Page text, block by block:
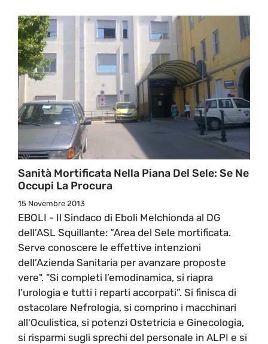
Sanità Mortificata Nella Piana Del Sele: Se Ne
Occupi La Procura
15 Novembre 2013
EBOLI - Il Sindaco di Eboli Melchionda al DG
dell’ASL Squillante: “Area del Sele mortificata.
Serve conoscere le effettive intenzioni
dell’Azienda Sanitaria per avanzare proposte
vere". "Si completi l’emodinamica, si riapra
l’urologia e tutti i reparti accorpati”. Si finisca di
ostacolare Nefrologia, si comprino i macchinari
all'Oculistica, si potenzi Ostetricia e Ginecologia,
si risparmi sugli sprechi del personale in ALPI e si